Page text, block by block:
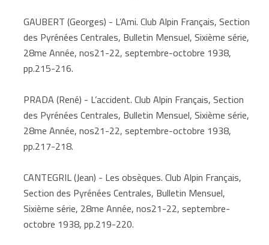
GAUBERT (Georges) - L’Ami. Club Alpin Français, Section
des Pyrénées Centrales, Bulletin Mensuel, Sixième série,
28me Année, nos21-22, septembre-octobre 1938,
pp.215-216.
PRADA (René) - L’accident. Club Alpin Français, Section
des Pyrénées Centrales, Bulletin Mensuel, Sixième série,
28me Année, nos21-22, septembre-octobre 1938,
pp.217-218.
CANTEGRIL (Jean) - Les obsèques. Club Alpin Français,
Section des Pyrénées Centrales, Bulletin Mensuel,
Sixième série, 28me Année, nos21-22, septembre-
octobre 1938, pp.219-220.